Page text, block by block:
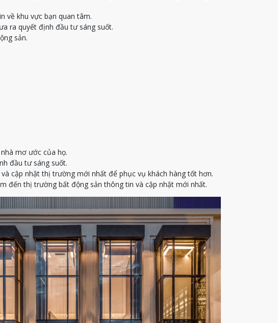
về khu vực bạn quan tâm.
ra quyết định đầu tư sáng suốt.
sản.
mơ ước của họ.
đầu tư sáng suốt.
cập nhật thị trường mới nhất để phục vụ khách hàng tốt hơn.
đến thị trường bất động sản thông tin và cập nhật mới nhất.